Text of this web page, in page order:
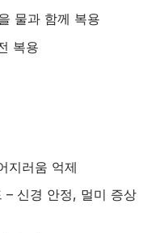
물과 함께 복용
복용
지러움 억제
– 신경 안정, 멀미 증상